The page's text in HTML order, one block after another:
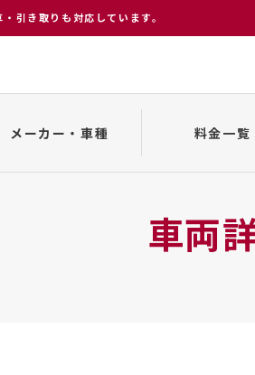
引き取りも対応しています。
メーカー・車種 料金一覧
車両